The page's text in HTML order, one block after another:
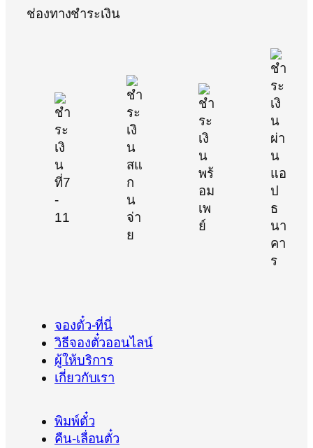
ช่องทางชำระเงิน
จองตั๋ว-ที่นี่
วิธีจองตั๋วออนไลน์
ผู้ให้บริการ
เกี่ยวกับเรา
พิมพ์ตั๋ว
คืน-เลื่อนตั๋ว